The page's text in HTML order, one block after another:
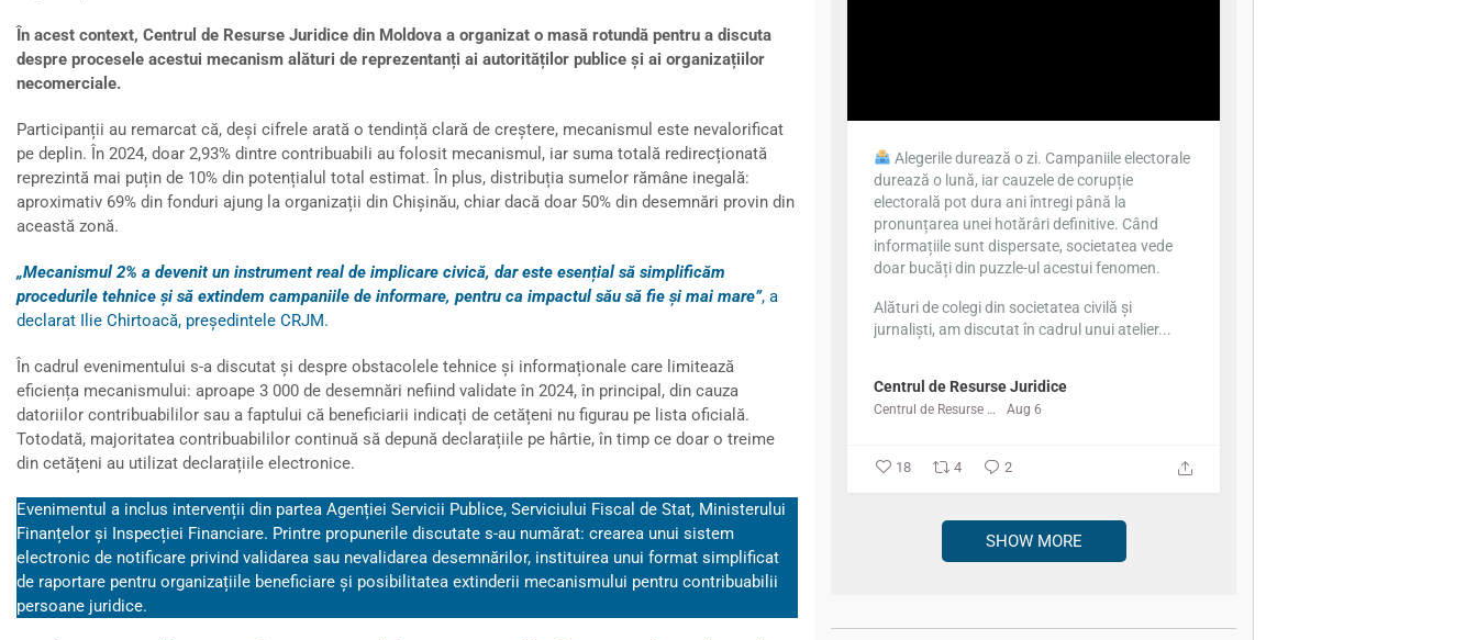
În acest context, Centrul de Resurse Juridice din Moldova a organizat o masă rotundă pentru a discuta
despre procesele acestui mecanism alături de reprezentanți ai autorităților publice și ai organizațiilor
necomerciale.
Participanții au remarcat că, deși cifrele arată o tendință clară de creștere, mecanismul este nevalorificat
pe deplin. În 2024, doar 2,93% dintre contribuabili au folosit mecanismul, iar suma totală redirecționată
reprezintă mai puțin de 10% din potențialul total estimat. În plus, distribuția sumelor rămâne inegală:
aproximativ 69% din fonduri ajung la organizații din Chișinău, chiar dacă doar 50% din desemnări provin din
această zonă.
„Mecanismul 2% a devenit un instrument real de implicare civică, dar este esențial să simplificăm
procedurile tehnice și să extindem campaniile de informare, pentru ca impactul său să fie și mai mare”, a
declarat Ilie Chirtoacă, președintele CRJM.
În cadrul evenimentului s-a discutat și despre obstacolele tehnice și informaționale care limitează
eficiența mecanismului: aproape 3 000 de desemnări nefiind validate în 2024, în principal, din cauza
datoriilor contribuabililor sau a faptului că beneficiarii indicați de cetățeni nu figurau pe lista oficială.
Totodată, majoritatea contribuabililor continuă să depună declarațiile pe hârtie, în timp ce doar o treime
din cetățeni au utilizat declarațiile electronice.
Evenimentul a inclus intervenții din partea Agenției Servicii Publice, Serviciului Fiscal de Stat, Ministerului
Finanțelor și Inspecției Financiare. Printre propunerile discutate s-au numărat: crearea unui sistem
electronic de notificare privind validarea sau nevalidarea desemnărilor, instituirea unui format simplificat
de raportare pentru organizațiile beneficiare și posibilitatea extinderii mecanismului pentru contribuabilii
persoane juridice.
Alegerile durează o zi. Campaniile electorale
durează o lună, iar cauzele de corupție
electorală pot dura ani întregi până la
pronunțarea unei hotărâri definitive. Când
informațiile sunt dispersate, societatea vede
doar bucăți din puzzle-ul acestui fenomen.
Alături de colegi din societatea civilă și
jurnaliști, am discutat în cadrul unui atelier...
Centrul de Resurse Juridice
Centrul de Resurse Juridice Aug 6
18 4 2
SHOW MORE